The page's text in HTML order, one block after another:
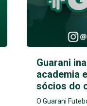
Guarani
academia
sócios do
O Guarani